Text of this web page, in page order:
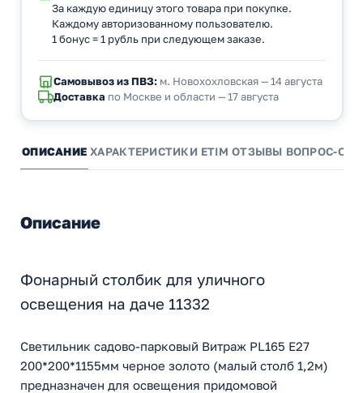
За каждую единицу этого товара при покупке.
Каждому авторизованному пользователю.
1 бонус = 1 рубль при следующем заказе.
Самовывоз из ПВЗ:м. Новохохловская — 14 августа
Доставка по Москве и области — 17 августа
ОПИСАНИЕ ХАРАКТЕРИСТИКИ ETIM ОТЗЫВЫ ВОПРОС-
Описание
Фонарный столбик для уличного
освещения на даче 11332
Светильник садово-парковый Витраж PL165 E27
200*200*1155мм черное золото (малый столб 1,2м)
предназначен для освещения придомовой